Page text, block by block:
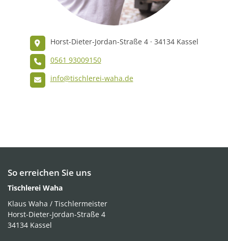
Horst-Dieter-Jordan-Straße 4 · 34134 Kassel
0561 93009150
info@tischlerei-waha.de
So erreichen Sie uns
Tischlerei Waha
Klaus Waha / Tischlermeister
Horst-Dieter-Jordan-Straße 4
34134 Kassel